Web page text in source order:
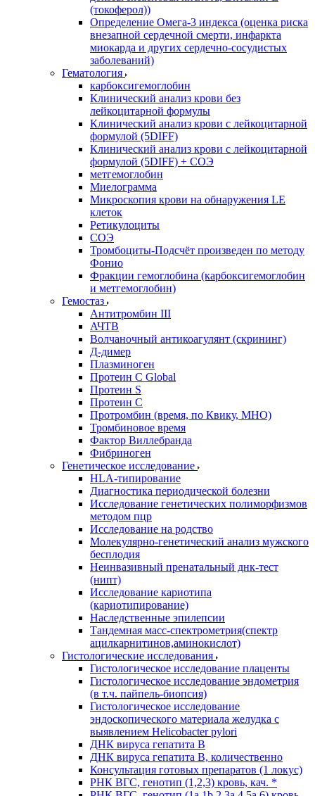
(токоферол))
Определение Омега-3 индекса (оценка риска
внезапной сердечной смерти, инфаркта
миокарда и других сердечно-сосудистых
заболеваний)
Гематология
карбоксигемоглобин
Клинический анализ крови без
лейкоцитарной формулы
Клинический анализ крови с лейкоцитарной
формулой (5DIFF)
Клинический анализ крови с лейкоцитарной
формулой (5DIFF) + СОЭ
метгемоглобин
Миелограмма
Микроскопия крови на обнаружения LE
клеток
Ретикулоциты
СОЭ
Тромбоциты-Подсчёт произведен по методу
Фонио
Фракции гемоглобина (карбоксигемоглобин
и метгемоглобин)
Гемостаз
Антитромбин III
АЧТВ
Волчаночный антикоагулянт (скрининг)
Д-димер
Плазминоген
Протеин C Global
Протеин S
Протеин С
Протромбин (время, по Квику, МНО)
Тромбиновое время
Фактор Виллебранда
Фибриноген
Генетическое исследование
HLA-типирование
Диагностика периодической болезни
Исследование генетических полиморфизмов
методом пцр
Исследование на родство
Молекулярно-генетический анализ мужского
бесплодия
Неинвазивный пренатальный днк-тест
(нипт)
Исследование кариотипа
(кариотипирование)
Наследственные эпилепсии
Тандемная масс-спектрометрия(спектр
ацилкарнитинов,аминокислот)
Гистологические исследования
Гистологическое исследование плаценты
Гистологическое исследование эндометрия
(в т.ч. пайпель-биопсия)
Гистологическое исследование
эндоскопического материала желудка с
выявлением Helicobacter pylori
ДНК вируса гепатита B
ДНК вируса гепатита B, количественно
Консультация готовых препаратов (1 локус)
РНК ВГC, генотип (1,2,3) кровь, кач. *